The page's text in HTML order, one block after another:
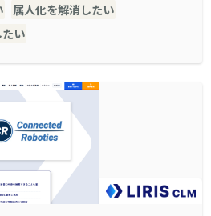
属人化を解消したい
い